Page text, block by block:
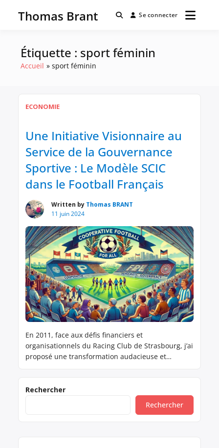
Thomas Brant Se connecter
Étiquette : sport féminin
Accueil sport féminin
ECONOMIE
Une Initiative Visionnaire au
Service de la Gouvernance
Sportive : Le Modèle SCIC
dans le Football Français
Written by Thomas BRANT
11 juin 2024
En 2011, face aux défis financiers et
organisationnels du Racing Club de Strasbourg, j’ai
proposé une transformation audacieuse et
visait à rassembler les supporters, les collectivités
locales, les entreprises et les salariés au sein
d’une structure démocratique et participative, où
Rechercher
Rechercher